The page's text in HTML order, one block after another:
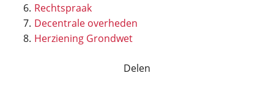
Rechtspraak
Decentrale overheden
Herziening Grondwet
Delen